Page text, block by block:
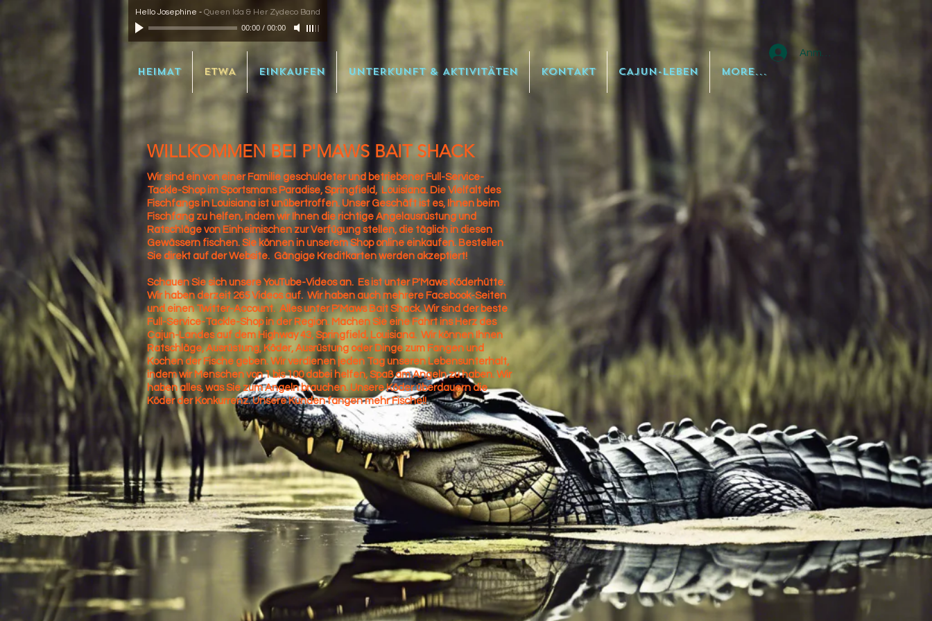
Hello Josephine - Queen Ida & Her Zydeco Band
00:00 / 00:00
HEIMAT ETWA EINKAUFEN UNTERKUNFT & AKTIVITÄTEN KONTAKT CAJUN-LEBEN More...
Anmelden
WILLKOMMEN BEI P'MAWS BAIT SHACK
Wir sind ein von einer Familie geschuldeter und betriebener Full-Service-
Tackle-Shop im Sportsmans Paradise, Springfield, Louisiana. Die Vielfalt des
Fischfangs in Louisiana ist unübertroffen. Unser Geschäft ist es, Ihnen beim
Fischfang zu helfen, indem wir Ihnen die richtige Angelausrüstung und
Ratschläge von Einheimischen zur Verfügung stellen, die täglich in diesen
Gewässern fischen. Sie können in unserem Shop online einkaufen. Bestellen
Sie direkt auf der Website. Gängige Kreditkarten werden akzeptiert!
Schauen Sie sich unsere YouTube-Videos an. Es ist unter P'Maws Köderhütte.
Wir haben derzeit 265 Videos auf. Wir haben auch mehrere Facebook-Seiten
und einen Twitter-Account. Alles unter P'Maws Bait Shack. Wir sind der beste
Full-Service-Tackle-Shop in der Region. Machen Sie eine Fahrt ins Herz des
Cajun-Landes auf dem Highway 43, Springfield, Louisiana. Wir können Ihnen
Ratschläge, Ausrüstung, Köder, Ausrüstung oder Dinge zum Fangen und
Kochen der Fische geben. Wir verdienen jeden Tag unseren Lebensunterhalt,
indem wir Menschen von 1 bis 100 dabei helfen, Spaß am Angeln zu haben. Wir
haben alles, was Sie zum Angeln brauchen. Unsere Köder überdauern die
Köder der Konkurrenz. Unsere Kunden fangen mehr Fische!!